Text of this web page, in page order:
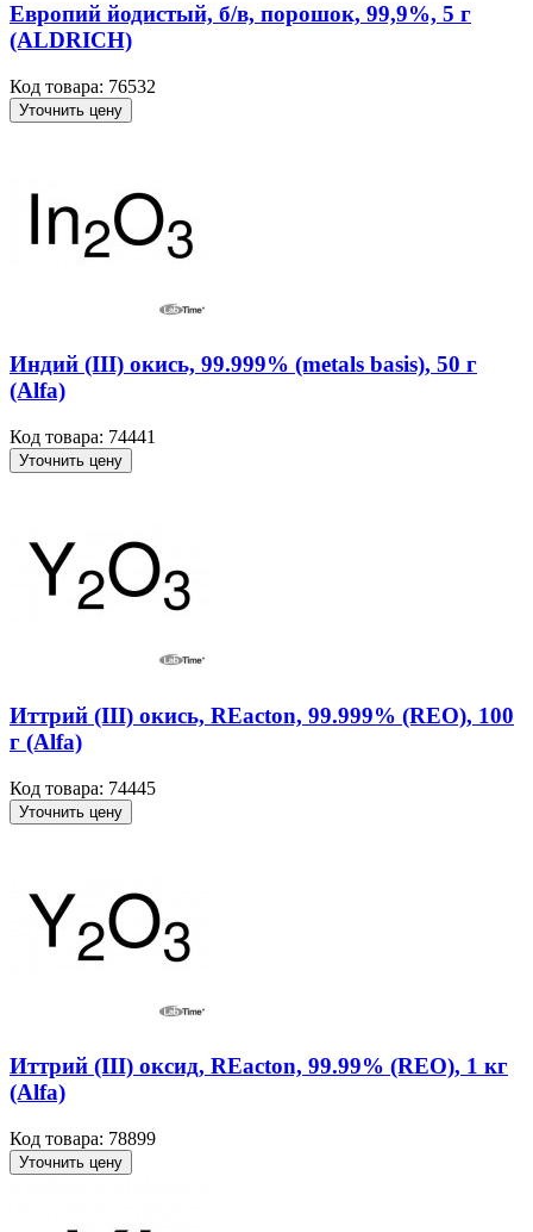
Европий йодистый, б/в, порошок, 99,9%, 5 г
(ALDRICH)
Код товара: 76532
Уточнить цену
Индий (III) окись, 99.999% (metals basis), 50 г
(Alfa)
Код товара: 74441
Уточнить цену
Иттрий (III) окись, REacton, 99.999% (REO), 100
г (Alfa)
Код товара: 74445
Уточнить цену
Иттрий (III) оксид, REacton, 99.99% (REO), 1 кг
(Alfa)
Код товара: 78899
Уточнить цену